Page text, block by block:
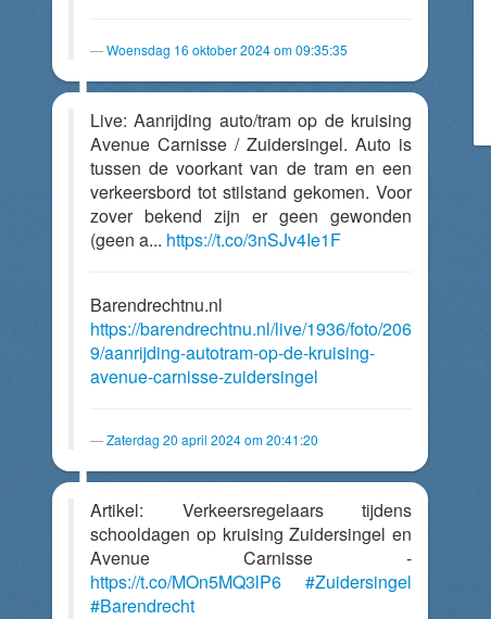
Woensdag 16 oktober 2024 om 09:35:35
Live: Aanrijding auto/tram op de kruising
Avenue Carnisse / Zuidersingel. Auto is
tussen de voorkant van de tram en een
verkeersbord tot stilstand gekomen. Voor
zover bekend zijn er geen gewonden
(geen a... https://t.co/3nSJv4Ie1F
Barendrechtnu.nl
https://barendrechtnu.nl/live/1936/foto/206
9/aanrijding-autotram-op-de-kruising-
avenue-carnisse-zuidersingel
Zaterdag 20 april 2024 om 20:41:20
Artikel: Verkeersregelaars tijdens
schooldagen op kruising Zuidersingel en
Avenue Carnisse -
https://t.co/MOn5MQ3lP6
#Zuidersingel
#Barendrecht